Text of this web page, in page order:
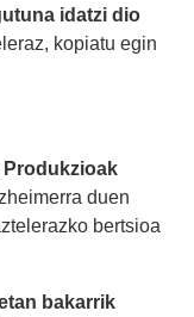
idatzi dio
kopiatu egin
Produkzioak
duen
bertsioa
bakarrik